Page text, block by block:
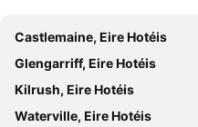
Castlemaine, Eire Hotéis
Glengarriff, Eire Hotéis
Kilrush, Eire Hotéis
Waterville, Eire Hotéis